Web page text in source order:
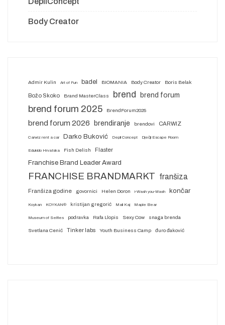
Body Creator
Admir Kulin Art of Fun badel BIOMANIA Body Creator Boris Belak
Božo Skoko Brand MasterClass brend brend forum
brend forum 2025 BrendForum2025
brend forum 2026 brendiranje brendovi CARWIZ
Carwiz rent a car Darko Buković Depil Concept Dječji Escape Room
Edukido Hrvatska Fish Delish Flaster
Franchise Brand Leader Award
FRANCHISE BRANDMARKT franšiza
Franšiza godine govornici Helen Doron i-Wash you-Wash končar
Koykan KOYKAN® kristijan gregorić Mali Kaj Maple Bear
Museum of Selfies podravka Rafa Llopis Sexy Cow snaga brenda
Svetlana Cenić Tinker labs Youth Business Camp đuro đaković